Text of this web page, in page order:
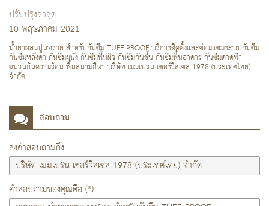
ปรับปรุงล่าสุด:
10 พฤษภาคม 2021
น้ำยาผสมปูนทราย สำหรับกันซึม TUFF PROOF บริการติดตั้งและซ่อมแซมระบบกันซึม
กันซึมหลังคา กันซึมผนัง กันซึมพื้นผิว กันซึมกันชื้น กันซึมพื้นอาคาร กันซึมดาดฟ้า
ฉนวนกันความร้อน พื้นสนามกีฬา บริษัท เมมเบรน เซอร์วิสเซส 1978 (ประเทศไทย)
จำกัด
สอบถาม
ส่งคำสอบถามถึง:
คำสอบถามของคุณคือ (*):